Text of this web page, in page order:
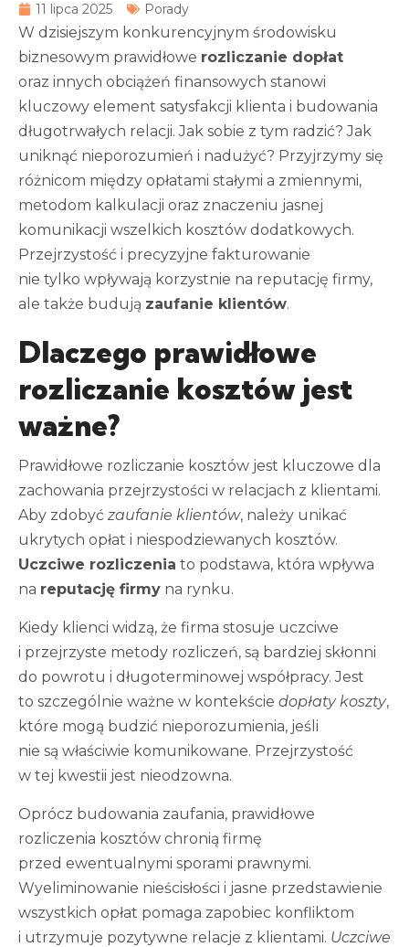
11 lipca 2025 Porady
W dzisiejszym konkurencyjnym środowisku
biznesowym prawidłowe rozliczanie dopłat
oraz innych obciążeń finansowych stanowi
kluczowy element satysfakcji klienta i budowania
długotrwałych relacji. Jak sobie z tym radzić? Jak
uniknąć nieporozumień i nadużyć? Przyjrzymy się
różnicom między opłatami stałymi a zmiennymi,
metodom kalkulacji oraz znaczeniu jasnej
komunikacji wszelkich kosztów dodatkowych.
Przejrzystość i precyzyjne fakturowanie
nie tylko wpływają korzystnie na reputację firmy,
ale także budują zaufanie klientów.
Dlaczego prawidłowe
rozliczanie kosztów jest
ważne?
Prawidłowe rozliczanie kosztów jest kluczowe dla
zachowania przejrzystości w relacjach z klientami.
Aby zdobyć zaufanie klientów, należy unikać
ukrytych opłat i niespodziewanych kosztów.
Uczciwe rozliczenia to podstawa, która wpływa
na reputację firmy na rynku.
Kiedy klienci widzą, że firma stosuje uczciwe
i przejrzyste metody rozliczeń, są bardziej skłonni
do powrotu i długoterminowej współpracy. Jest
to szczególnie ważne w kontekście dopłaty koszty,
które mogą budzić nieporozumienia, jeśli
nie są właściwie komunikowane. Przejrzystość
w tej kwestii jest nieodzowna.
Oprócz budowania zaufania, prawidłowe
rozliczenia kosztów chronią firmę
przed ewentualnymi sporami prawnymi.
Wyeliminowanie nieścisłości i jasne przedstawienie
wszystkich opłat pomaga zapobiec konfliktom
i utrzymuje pozytywne relacje z klientami. Uczciwe